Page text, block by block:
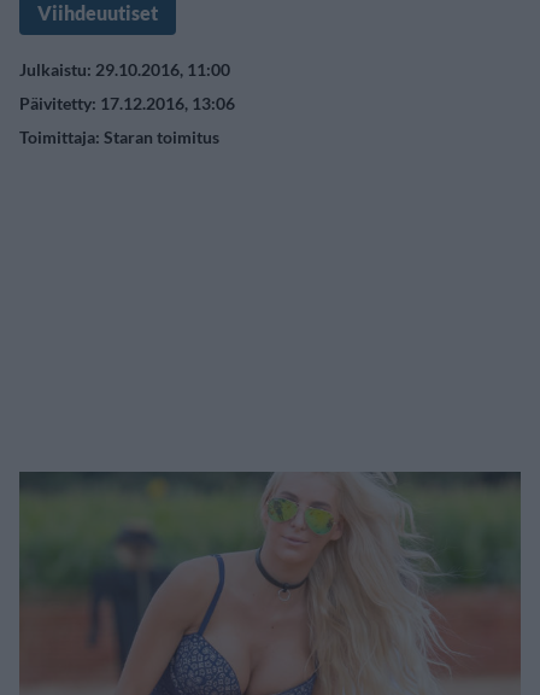
Viihdeuutiset
Julkaistu: 29.10.2016, 11:00
Päivitetty: 17.12.2016, 13:06
Toimittaja: Staran toimitus